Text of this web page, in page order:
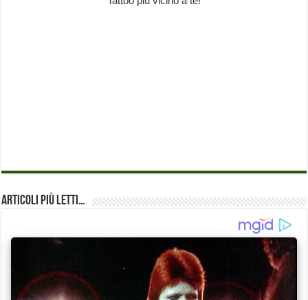
Articoli più Letti…